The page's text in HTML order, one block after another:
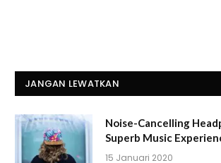
JANGAN LEWATKAN
Noise-Cancelling
Superb Music
15 Januari 2020